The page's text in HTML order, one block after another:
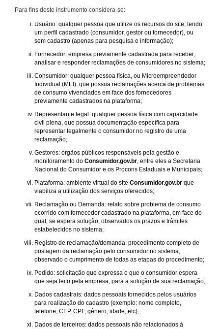
Para fins deste instrumento considera-se:
Usuário: qualquer pessoa que utilize os recursos do site, tendo
um perfil cadastrado (consumidor, gestor ou fornecedor), ou
sem cadastro (apenas para pesquisa e informação);
Fornecedor: empresa previamente cadastrada para receber,
analisar e responder reclamações de consumidores no sistema;
Consumidor: qualquer pessoa física, ou Microempreendedor
Individual (MEI), que possua reclamações acerca de problemas
de consumo vivenciados em face dos fornecedores
previamente cadastrados na plataforma;
Representante legal: qualquer pessoa física com capacidade
civil plena, que possua documentação específica para
representar legalmente o consumidor no registro de uma
reclamação;
Gestores: órgãos públicos responsáveis pela gestão e
monitoramento do Consumidor.gov.br, entre eles a Secretaria
Nacional do Consumidor e os Procons Estaduais e Municipais;
Plataforma: ambiente virtual do site Consumidor.gov.br que
viabiliza a utilização dos serviços oferecidos;
Reclamação ou Demanda: relato sobre problema de consumo
ocorrido com fornecedor cadastrado na plataforma, em face do
qual, se espera solução, observados os prazos e trâmites
estabelecidos no sistema;
Registro de reclamação/demanda: procedimento completo de
postagem da reclamação pelo consumidor no sistema,
observado o cumprimento de todas as etapas do procedimento;
Pedido: solicitação que expressa o que o consumidor espera
que seja feito pela empresa, para a solução de sua reclamação;
Dados cadastrais: dados pessoais fornecidos pelos usuários
para realização do cadastro (exemplo: nome completo,
telefone, CEP, CPF, gênero, idade, etc);
Dados de terceiros: dados pessoais não relacionados à